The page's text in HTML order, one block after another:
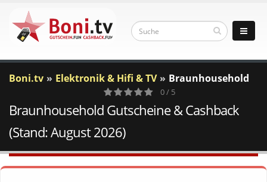
Boni.tv Elektronik & Hifi & TV Braunhousehold
0Votes
0 / 5
Braunhousehold Gutscheine & Cashback
(Stand: August 2026)